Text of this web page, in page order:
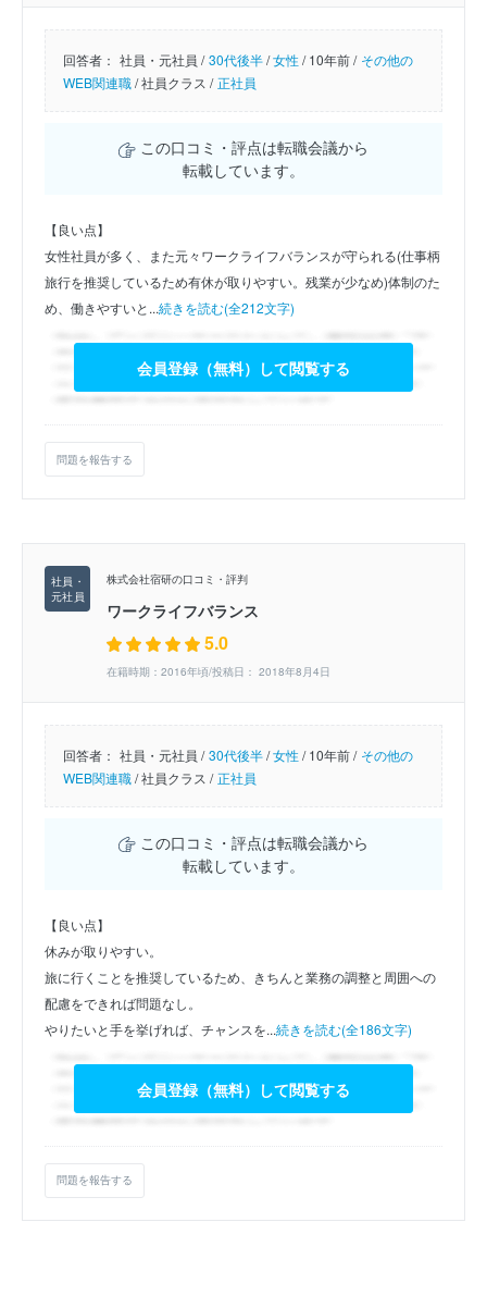
回答者： 社員・元社員 / 30代後半/女性/10年前 / その他の
WEB関連職/社員クラス / 正社員
この口コミ・評点は転職会議から
転載しています。
【良い点】
女性社員が多く、また元々ワークライフバランスが守られる(仕事柄
旅行を推奨しているため有休が取りやすい。残業が少なめ)体制のた
め、働きやすいと...続きを読む(全212文字)
会員登録（無料）して閲覧する
問題を報告する
株式会社宿研の口コミ・評判
ワークライフバランス
5.0
在籍時期：2016年頃/投稿日： 2018年8月4日
回答者： 社員・元社員 / 30代後半/女性/10年前 / その他の
WEB関連職/社員クラス / 正社員
この口コミ・評点は転職会議から
転載しています。
【良い点】
休みが取りやすい。
旅に行くことを推奨しているため、きちんと業務の調整と周囲への
配慮をできれば問題なし。
やりたいと手を挙げれば、チャンスを...続きを読む(全186文字)
会員登録（無料）して閲覧する
問題を報告する